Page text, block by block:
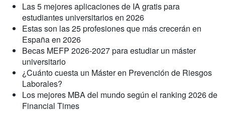
Las 5 mejores aplicaciones de IA gratis para
estudiantes universitarios en 2026
Estas son las 25 profesiones que más crecerán en
España en 2026
Becas MEFP 2026-2027 para estudiar un máster
universitario
¿Cuánto cuesta un Máster en Prevención de Riesgos
Laborales?
Los mejores MBA del mundo según el ranking 2026 de
Financial Times